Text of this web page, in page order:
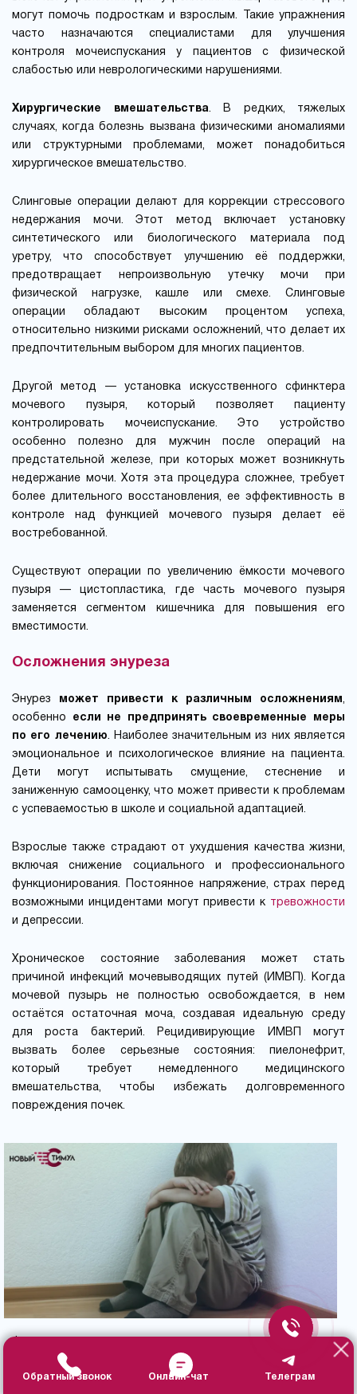
могут помочь подросткам и взрослым. Такие упражнения
часто назначаются специалистами для улучшения
контроля мочеиспускания у пациентов с физической
слабостью или неврологическими нарушениями.
Хирургические вмешательства. В редких, тяжелых
случаях, когда болезнь вызвана физическими аномалиями
или структурными проблемами, может понадобиться
хирургическое вмешательство.
Слинговые операции делают для коррекции стрессового
недержания мочи. Этот метод включает установку
синтетического или биологического материала под
уретру, что способствует улучшению её поддержки,
предотвращает непроизвольную утечку мочи при
физической нагрузке, кашле или смехе. Слинговые
операции обладают высоким процентом успеха,
относительно низкими рисками осложнений, что делает их
предпочтительным выбором для многих пациентов.
Другой метод — установка искусственного сфинктера
мочевого пузыря, который позволяет пациенту
контролировать мочеиспускание. Это устройство
особенно полезно для мужчин после операций на
предстательной железе, при которых может возникнуть
недержание мочи. Хотя эта процедура сложнее, требует
более длительного восстановления, ее эффективность в
контроле над функцией мочевого пузыря делает её
востребованной.
Существуют операции по увеличению ёмкости мочевого
пузыря — цистопластика, где часть мочевого пузыря
заменяется сегментом кишечника для повышения его
вместимости.
Осложнения энуреза
Энурез может привести к различным осложнениям ,
особенно
если не предпринять своевременные меры
по его лечению. Наиболее значительным из них является
эмоциональное и психологическое влияние на пациента.
Дети могут испытывать смущение, стеснение и
заниженную самооценку, что может привести к проблемам
с успеваемостью в школе и социальной адаптацией.
Взрослые также страдают от ухудшения качества жизни,
включая снижение социального и профессионального
функционирования. Постоянное напряжение, страх перед
возможными инцидентами могут привести к тревожности
и депрессии.
Хроническое состояние заболевания может стать
причиной инфекций мочевыводящих путей (ИМВП). Когда
мочевой пузырь не полностью освобождается, в нем
остаётся остаточная моча, создавая идеальную среду
для роста бактерий. Рецидивирующие ИМВП могут
вызвать более серьезные состояния: пиелонефрит,
который требует немедленного медицинского
вмешательства, чтобы избежать долговременного
повреждения почек.
Физические осложнения часто сопровождаются
психологическими проблемами. Страдающие этим
расстройством, особенно дети, могут испытывать чувство
Обратный звонок Онлайн-чат Телеграм